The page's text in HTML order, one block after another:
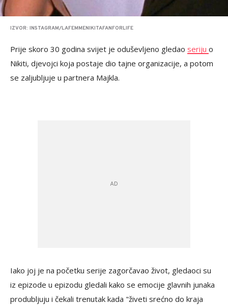
IZVOR: INSTAGRAM/LAFEMMENIKITAFANFORLIFE
Prije skoro 30 godina svijet je oduševljeno gledao seriju o
Nikiti, djevojci koja postaje dio tajne organizacije, a potom
se zaljubljuje u partnera Majkla.
Iako joj je na početku serije zagorčavao život, gledaoci su
iz epizode u epizodu gledali kako se emocije glavnih junaka
produbljuju i čekali trenutak kada "živeti srećno do kraja